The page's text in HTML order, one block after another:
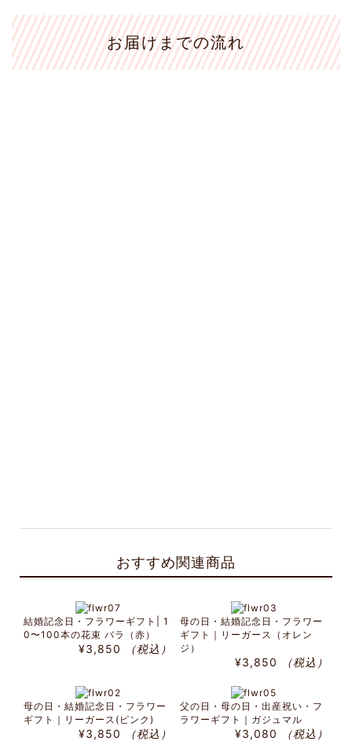
お届けまでの流れ
おすすめ関連商品
結婚記念日・フラワーギフト| 1
0〜100本の花束 バラ（赤）
¥3,850 （税込）
母の日・結婚記念日・フラワー
ギフト｜リーガース（オレン
ジ）
¥3,850 （税込）
母の日・結婚記念日・フラワー
ギフト｜リーガース(ピンク)
¥3,850 （税込）
父の日・母の日・出産祝い・フ
ラワーギフト｜ガジュマル
¥3,080 （税込）